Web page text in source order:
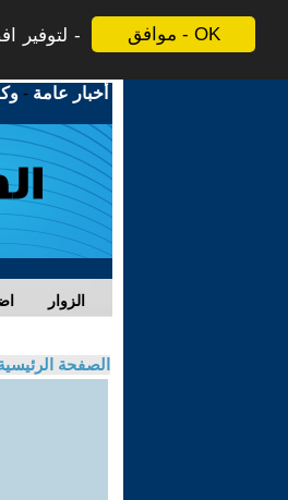
موافق - OK
لتوفير
أخبار عامة -
الزوار
الصفحة